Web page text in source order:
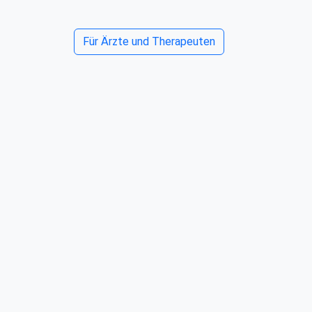
Für Ärzte und Therapeuten